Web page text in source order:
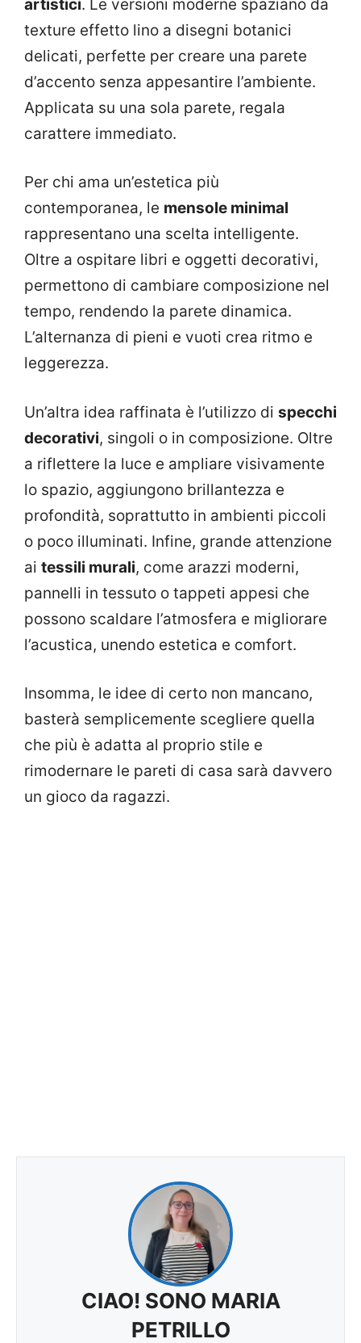
artistici. Le versioni moderne spaziano da
texture effetto lino a disegni botanici
delicati, perfette per creare una parete
d’accento senza appesantire l’ambiente.
Applicata su una sola parete, regala
carattere immediato.
Per chi ama un’estetica più
contemporanea, le mensole minimal
rappresentano una scelta intelligente.
Oltre a ospitare libri e oggetti decorativi,
permettono di cambiare composizione nel
tempo, rendendo la parete dinamica.
L’alternanza di pieni e vuoti crea ritmo e
leggerezza.
Un’altra idea raffinata è l’utilizzo di specchi
decorativi, singoli o in composizione. Oltre
a riflettere la luce e ampliare visivamente
lo spazio, aggiungono brillantezza e
profondità, soprattutto in ambienti piccoli
o poco illuminati. Infine, grande attenzione
ai tessili murali, come arazzi moderni,
pannelli in tessuto o tappeti appesi che
possono scaldare l’atmosfera e migliorare
l’acustica, unendo estetica e comfort.
Insomma, le idee di certo non mancano,
basterà semplicemente scegliere quella
che più è adatta al proprio stile e
rimodernare le pareti di casa sarà davvero
un gioco da ragazzi.
CIAO! SONO MARIA
PETRILLO